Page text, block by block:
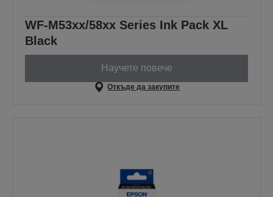
WF-M53xx/58xx Series Ink Pack XL
Black
Научете повече
Откъде да закупите